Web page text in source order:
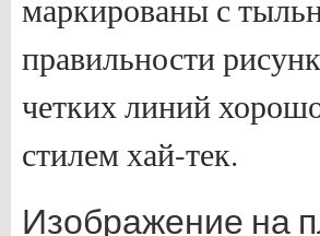
маркированы с
правильности
четких линий
стилем хай-тек.
Изображение на